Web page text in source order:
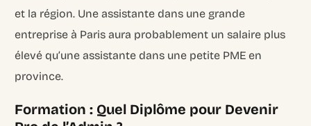
et la région. Une assistante dans une grande
entreprise à Paris aura probablement un salaire plus
élevé qu’une assistante dans une petite PME en
province.
Formation : Quel Diplôme pour Devenir